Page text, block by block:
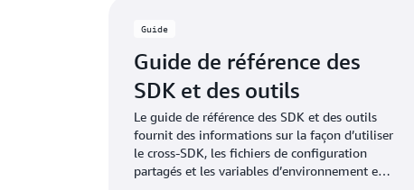
Guide
Guide de référence des
SDK et des outils
Le guide de référence des SDK et des outils
fournit des informations sur la façon d’utiliser
le cross-SDK, les fichiers de configuration
partagés et les variables d’environnement en